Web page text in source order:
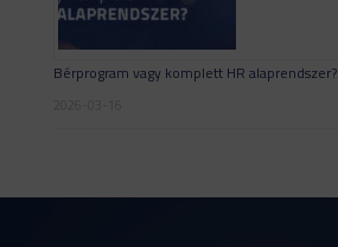
Bérprogram vagy komplett HR alaprendszer?